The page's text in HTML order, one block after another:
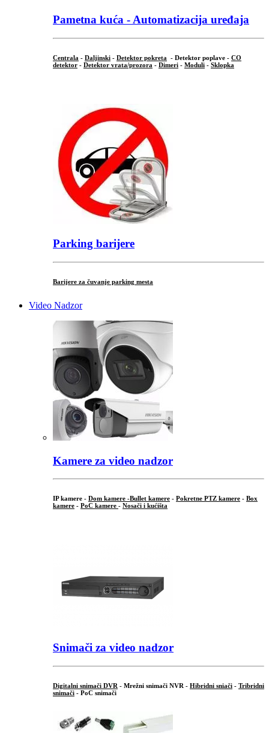
Pametna kuća - Automatizacija uređaja
Centrala - Daljinski - Detektor pokreta - Detektor poplave - CO
detektor - Detektor vrata/prozora - Dimeri - Moduli - Sklopka
Parking barijere
Barijere za čuvanje parking mesta
Video Nadzor
Kamere za video nadzor
IP kamere - Dom kamere -Bullet kamere - Pokretne PTZ kamere - Box
kamere - PoC kamere - Nosači i kućišta
Snimači za video nadzor
Digitalni snimači DVR - Mrežni snimači NVR - Hibridni sniači - Tribridni
snimači - PoC snimači